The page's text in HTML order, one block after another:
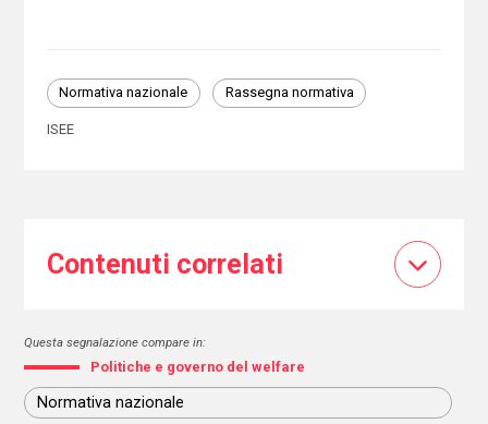
Normativa nazionale Rassegna normativa
ISEE
Contenuti correlati
Questa segnalazione compare in:
Politiche e governo del welfare
Normativa nazionale